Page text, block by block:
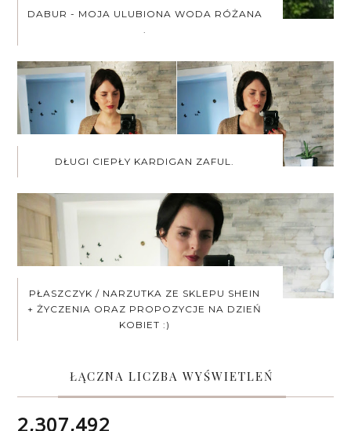
DABUR - MOJA ULUBIONA WODA RÓŻANA
DŁUGI CIEPŁY KARDIGAN ZAFUL.
PŁASZCZYK / NARZUTKA ZE SKLEPU SHEIN
+ ŻYCZENIA ORAZ PROPOZYCJE NA DZIEŃ
KOBIET :)
ŁĄCZNA LICZBA WYŚWIETLEŃ
2,307,492